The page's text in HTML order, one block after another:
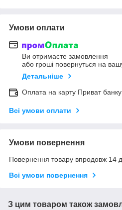
Умови оплати
Ви отримаєте замовлення
або гроші повернуться на
Детальніше
Оплата на карту Приват банку
Всі умови оплати
Умови повернення
Повернення товару впродовж 14
Всі умови повернення
З цим товаром також